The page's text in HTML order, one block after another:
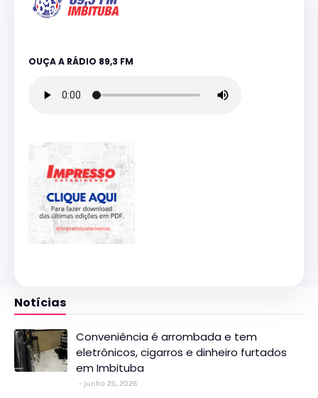
OUÇA A RÁDIO 89,3 FM
Notícias
Conveniência é arrombada e tem
eletrônicos, cigarros e dinheiro furtados
em Imbituba
junho 25, 2026